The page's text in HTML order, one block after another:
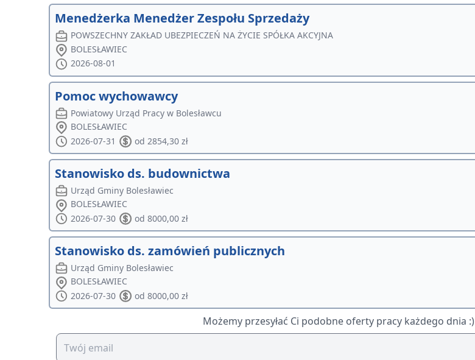
Menedżerka Menedżer Zespołu Sprzedaży
POWSZECHNY ZAKŁAD UBEZPIECZEŃ NA ŻYCIE SPÓŁKA AKCYJNA
BOLESŁAWIEC
2026-08-01
Pomoc wychowawcy
Powiatowy Urząd Pracy w Bolesławcu
BOLESŁAWIEC
2026-07-31
od 2854,30 zł
Stanowisko ds. budownictwa
Urząd Gminy Bolesławiec
BOLESŁAWIEC
2026-07-30
od 8000,00 zł
Stanowisko ds. zamówień publicznych
Urząd Gminy Bolesławiec
BOLESŁAWIEC
2026-07-30
od 8000,00 zł
Możemy przesyłać Ci podobne oferty pracy każdego dnia :)